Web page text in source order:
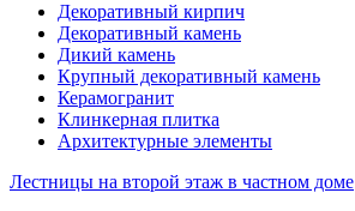
Декоративный кирпич
Декоративный камень
Дикий камень
Крупный декоративный камень
Керамогранит
Клинкерная плитка
Архитектурные элементы
Лестницы на второй этаж в частном доме